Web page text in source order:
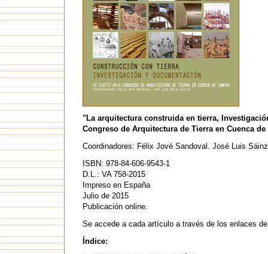
"La arquitectura construida en tierra,
Congreso de Arquitectura de Tierra en Cuenca de
Coordinadores: Félix Jové Sandoval. José Luis
ISBN: 978-84-606-9543-1
D.L.: VA 758-2015
Impreso en España
Julio de 2015
Publicación online.
Se accede a cada artículo a través de los enlaces
Índice: